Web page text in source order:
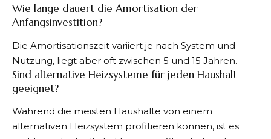
Wie lange dauert die Amortisation der
Anfangsinvestition?
Die Amortisationszeit variiert je nach System und
Nutzung, liegt aber oft zwischen 5 und 15 Jahren.
Sind alternative Heizsysteme für jeden Haushalt
geeignet?
Während die meisten Haushalte von einem
alternativen Heizsystem profitieren können, ist es